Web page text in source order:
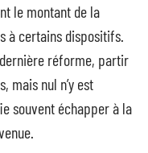
le montant de la
à certains dispositifs.
réforme, partir
mais nul n’y est
souvent échapper à la